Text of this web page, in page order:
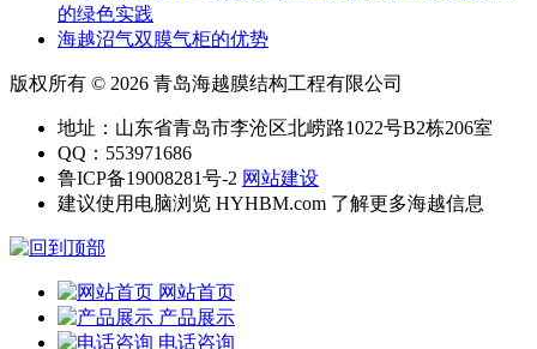
的绿色实践
海越沼气双膜气柜的优势
版权所有 © 2026 青岛海越膜结构工程有限公司
地址：山东省青岛市李沧区北崂路1022号B2栋206室
QQ：553971686
鲁ICP备19008281号-2 网站建设
建议使用电脑浏览 HYHBM.com 了解更多海越信息
网站首页
产品展示
电话咨询